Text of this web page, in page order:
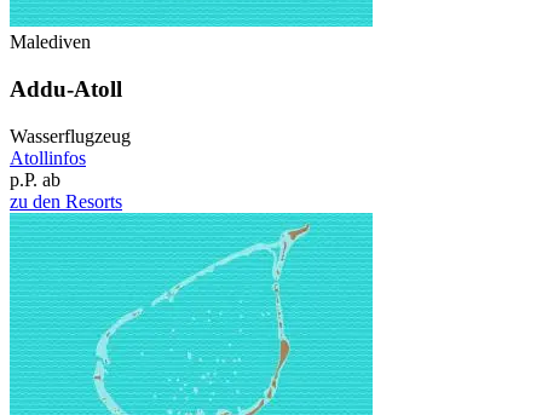
Malediven
Addu-Atoll
Wasserflugzeug
Atollinfos
p.P. ab
zu den Resorts